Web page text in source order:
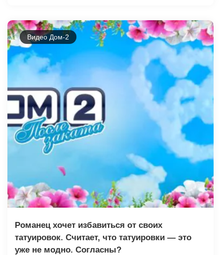
Видео Дом-2
Романец хочет избавиться от своих
татуировок. Считает, что татуировки — это
уже не модно. Согласны?